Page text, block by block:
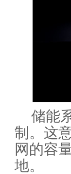
储能
制。这
网的容
地。